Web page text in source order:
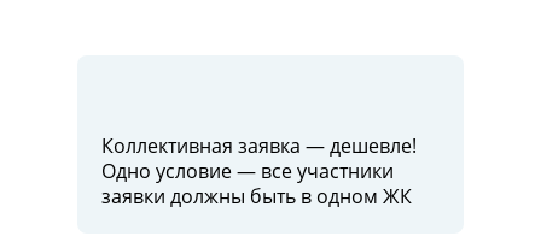
Коллективная заявка — дешевле!
Одно условие — все участники
заявки должны быть в одном ЖК